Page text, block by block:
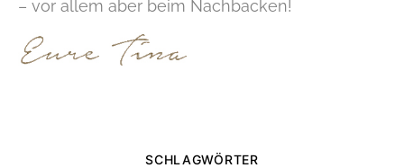
– vor allem aber beim Nachbacken!
SCHLAGWÖRTER